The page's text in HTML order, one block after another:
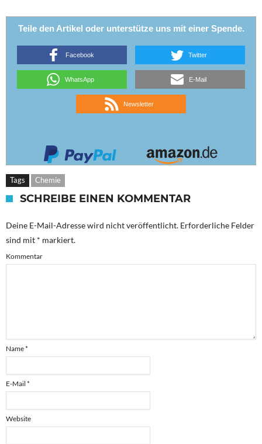
Teile den Artikel oder unterstütze uns mit einer Spende.
Facebook Twitter
WhatsApp E-Mail
Newsletter
Tags Chemie
SCHREIBE EINEN KOMMENTAR
Deine E-Mail-Adresse wird nicht veröffentlicht. Erforderliche Felder
sind mit * markiert.
Kommentar
Name*
E-Mail *
Website